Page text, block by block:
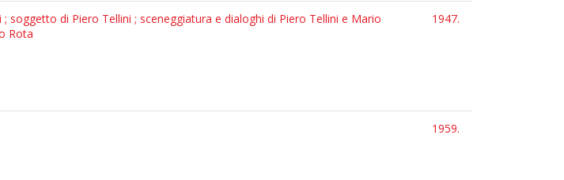
soggetto di Piero Tellini ; sceneggiatura e dialoghi di Piero Tellini e Mario
Rota
1947.
1959.